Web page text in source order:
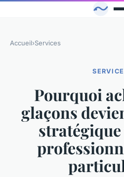
Accueil›Services
Pourquoi
glaçons